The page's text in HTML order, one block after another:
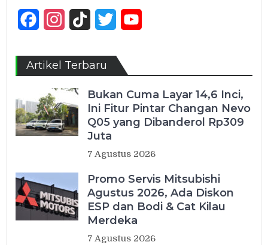
FacebookInstagram
TikTok Twitter
Artikel Terbaru
Bukan Cuma Layar 14,6 Inci,
Ini Fitur Pintar Changan Nevo
Q05 yang Dibanderol Rp309
Juta
7 Agustus 2026
Promo Servis Mitsubishi
Agustus 2026, Ada Diskon
ESP dan Bodi & Cat Kilau
Merdeka
7 Agustus 2026